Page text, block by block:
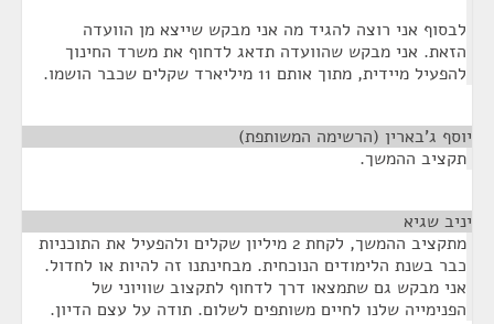
לבסוף אני רוצה להגיד מה אני מבקש שייצא מן הוועדה
הזאת. אני מבקש שהוועדה תדאג לדחוף את משרד החינוך
להפעיל מיידית, מתוך אותם 11 מיליארד שקלים שכבר הושמו.
יוסף ג'בארין (הרשימה המשותפת)
תקציב ההמשך.
יניב שגיא
מתקציב ההמשך, לקחת 2 מיליון שקלים ולהפעיל את התוכניות
כבר בשנת הלימודים הנוכחית. מבחינתנו זה להיות או לחדול.
אני מבקש גם שתמצאו דרך לדחוף לתקצוב שוויוני של
הפנימייה שלנו לחיים משותפים לשלום. תודה על עצם הדיון.